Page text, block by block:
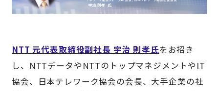
NTT 元代表取締役副社長 宇治 則孝氏をお招き
し、NTTデータやNTTのトップマネジメントやIT
協会、日本テレワーク協会の会長、大手企業の社